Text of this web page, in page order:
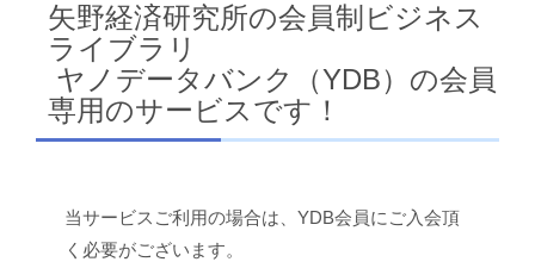
矢野経済研究所の会員制ビジネス
ライブラリ
ヤノデータバンク（YDB）の会員
専用のサービスです！
当サービスご利用の場合は、YDB会員にご入会頂
く必要がございます。